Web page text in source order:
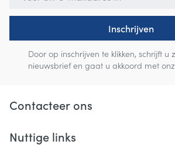
Inschrijven
Door op inschrijven te klikken, schrijft u
nieuwsbrief en gaat u akkoord met
Contacteer ons
Nuttige links